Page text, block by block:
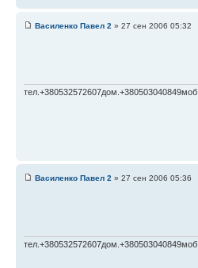
Василенко Павел 2 » 27 сен 2006 05:32
тел.+380532572607дом.+380503040849моб.
Василенко Павел 2 » 27 сен 2006 05:36
тел.+380532572607дом.+380503040849моб.